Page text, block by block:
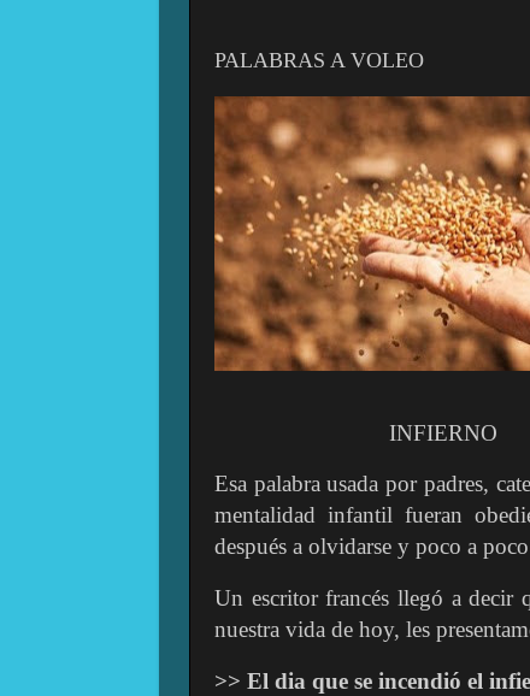
PALABRAS A VOLEO
INFIERNO
Esa palabra usada por padres,
mentalidad infantil fueran
después a olvidarse y poco a
Un escritor francés llegó a decir
nuestra vida de hoy, les
>> El dia que se incendió el